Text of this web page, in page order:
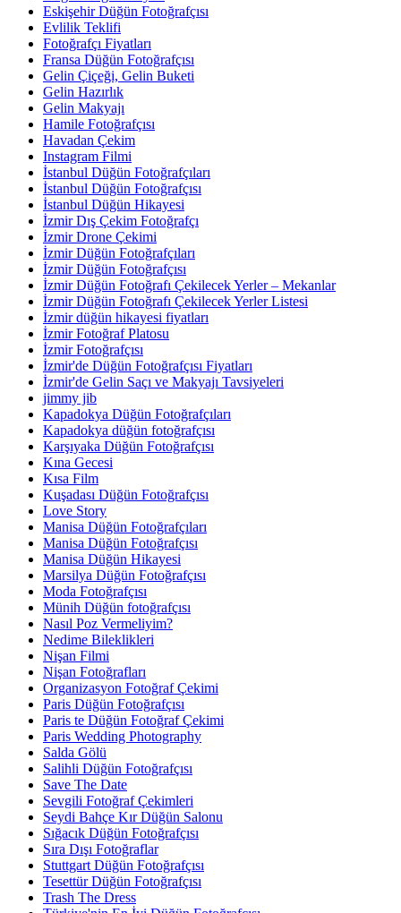
Eskişehir Düğün Fotoğrafçısı
Evlilik Teklifi
Fotoğrafçı Fiyatları
Fransa Düğün Fotoğrafçısı
Gelin Çiçeği, Gelin Buketi
Gelin Hazırlık
Gelin Makyajı
Hamile Fotoğrafçısı
Havadan Çekim
Instagram Filmi
İstanbul Düğün Fotoğrafçıları
İstanbul Düğün Fotoğrafçısı
İstanbul Düğün Hikayesi
İzmir Dış Çekim Fotoğrafçı
İzmir Drone Çekimi
İzmir Düğün Fotoğrafçıları
İzmir Düğün Fotoğrafçısı
İzmir Düğün Fotoğrafı Çekilecek Yerler – Mekanlar
İzmir Düğün Fotoğrafı Çekilecek Yerler Listesi
İzmir düğün hikayesi fiyatları
İzmir Fotoğraf Platosu
İzmir Fotoğrafçısı
İzmir'de Düğün Fotoğrafçısı Fiyatları
İzmir'de Gelin Saçı ve Makyajı Tavsiyeleri
jimmy jib
Kapadokya Düğün Fotoğrafçıları
Kapadokya düğün fotoğrafçısı
Karşıyaka Düğün Fotoğrafçısı
Kına Gecesi
Kısa Film
Kuşadası Düğün Fotoğrafçısı
Love Story
Manisa Düğün Fotoğrafçıları
Manisa Düğün Fotoğrafçısı
Manisa Düğün Hikayesi
Marsilya Düğün Fotoğrafçısı
Moda Fotoğrafçısı
Münih Düğün fotoğrafçısı
Nasıl Poz Vermeliyim?
Nedime Bileklikleri
Nişan Filmi
Nişan Fotoğrafları
Organizasyon Fotoğraf Çekimi
Paris Düğün Fotoğrafçısı
Paris te Düğün Fotoğraf Çekimi
Paris Wedding Photography
Salda Gölü
Salihli Düğün Fotoğrafçısı
Save The Date
Sevgili Fotoğraf Çekimleri
Seydi Bahçe Kır Düğün Salonu
Sığacık Düğün Fotoğrafçısı
Sıra Dışı Fotoğraflar
Stuttgart Düğün Fotoğrafçısı
Tesettür Düğün Fotoğrafçısı
Trash The Dress